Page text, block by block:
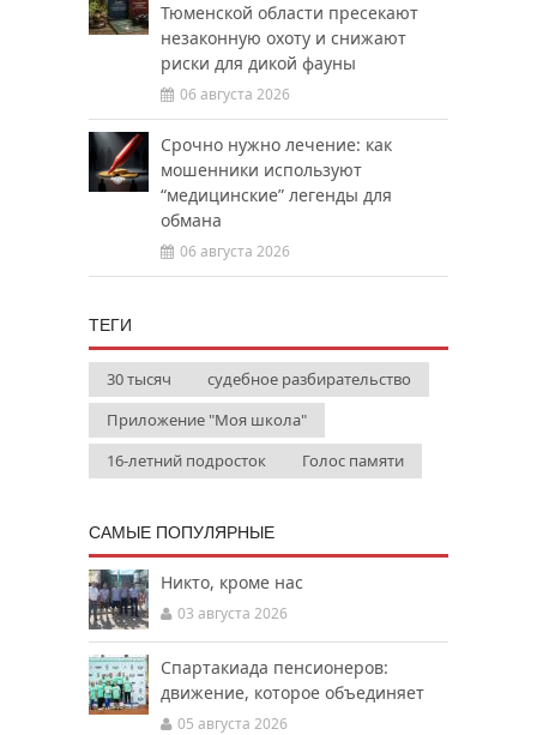
Тюменской области пресекают
незаконную охоту и снижают
риски для дикой фауны
06 августа 2026
Срочно нужно лечение: как
мошенники используют
“медицинские” легенды для
обмана
06 августа 2026
ТЕГИ
30 тысяч
судебное разбирательство
Приложение "Моя школа"
16-летний подросток
Голос памяти
САМЫЕ ПОПУЛЯРНЫЕ
Никто, кроме нас
03 августа 2026
Спартакиада пенсионеров:
движение, которое объединяет
05 августа 2026